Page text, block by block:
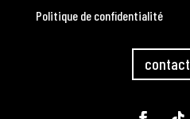
Politique de confidentialité
contact